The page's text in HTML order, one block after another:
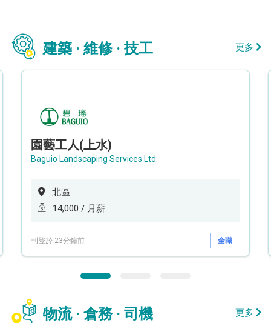
建築 · 維修 · 技工 更多
園藝工人(上水)
Baguio Landscaping Services Ltd.
北區
14,000 / 月薪
刊登於 23分鐘前 全職
物流 · 倉務 · 司機 更多